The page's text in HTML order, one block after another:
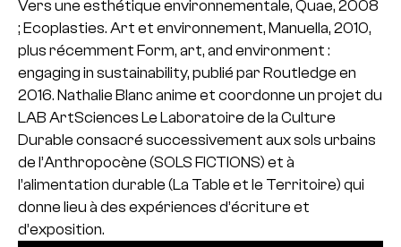
Vers une esthétique environnementale, Quae, 2008
; Ecoplasties. Art et environnement, Manuella, 2010,
plus récemment Form, art, and environment :
engaging in sustainability, publié par Routledge en
2016. Nathalie Blanc anime et coordonne un projet du
LAB ArtSciences Le Laboratoire de la Culture
Durable consacré successivement aux sols urbains
de l’Anthropocène (SOLS FICTIONS) et à
l’alimentation durable (La Table et le Territoire) qui
donne lieu à des expériences d’écriture et
d’exposition.